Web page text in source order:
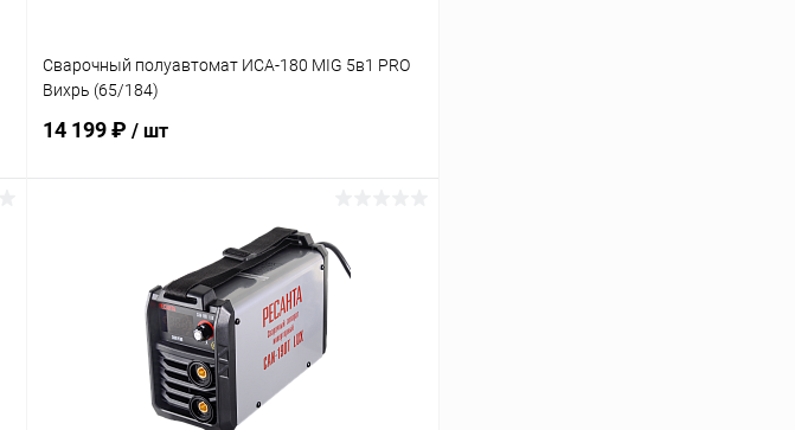
Сварочный полуавтомат ИСА-180 MIG 5в1 PRO
Вихрь (65/184)
14 199 ₽ / шт
В корзину
Купить в 1 клик К сравнению
В избранное В наличии